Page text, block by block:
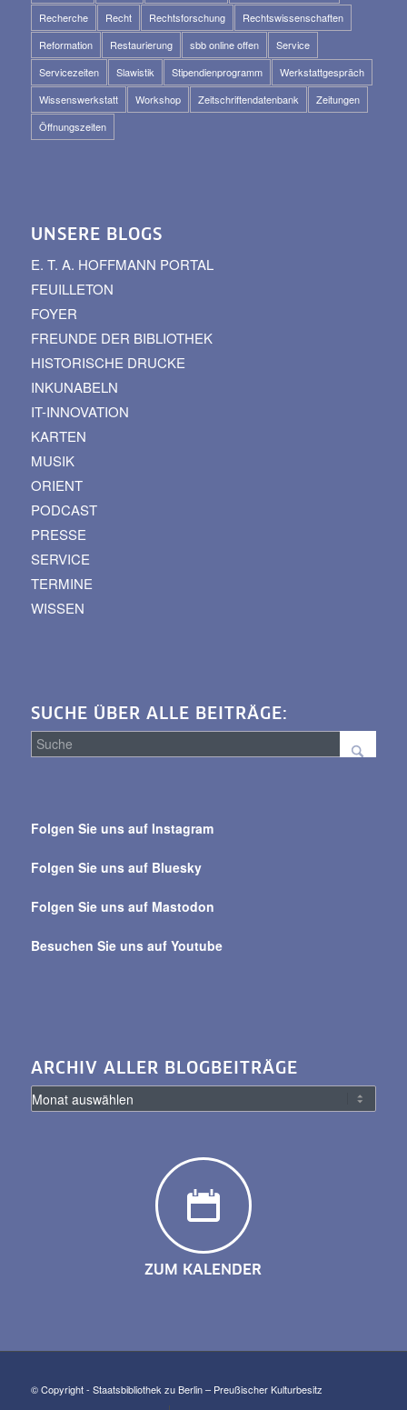
Recherche
Recht Rechtsforschung
Rechtswissenschaften
Reformation
Restaurierung sbb online offen
Service
Servicezeiten
Slawistik Stipendienprogramm
Werkstattgespräch
Wissenswerkstatt
Workshop Zeitschriftendatenbank
Zeitungen
Öffnungszeiten
UNSERE BLOGS
E. T. A. HOFFMANN PORTAL
FEUILLETON
FOYER
FREUNDE DER BIBLIOTHEK
HISTORISCHE DRUCKE
INKUNABELN
IT-INNOVATION
KARTEN
MUSIK
ORIENT
PODCAST
PRESSE
SERVICE
TERMINE
WISSEN
SUCHE ÜBER ALLE BEITRÄGE:
alle
Folgen Sie uns auf Instagram
Folgen Sie uns auf Bluesky
Folgen Sie uns auf Mastodon
Besuchen Sie uns auf Youtube
ARCHIV ALLER BLOGBEITRÄGE
ZUM KALENDER
© Copyright - Staatsbibliothek zu Berlin – Preußischer Kulturbesitz